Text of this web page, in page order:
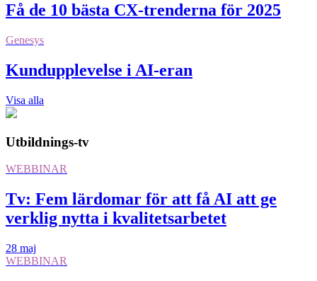
Få de 10 bästa CX-trenderna för 2025
Genesys
Kundupplevelse i AI-eran
Visa alla
Utbildnings-tv
WEBBINAR
Tv: Fem lärdomar för att få AI att ge
verklig nytta i kvalitetsarbetet
28 maj
WEBBINAR